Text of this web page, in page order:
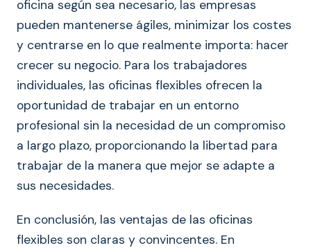
oficina según sea necesario, las empresas
pueden mantenerse ágiles, minimizar los costes
y centrarse en lo que realmente importa: hacer
crecer su negocio. Para los trabajadores
individuales, las oficinas flexibles ofrecen la
oportunidad de trabajar en un entorno
profesional sin la necesidad de un compromiso
a largo plazo, proporcionando la libertad para
trabajar de la manera que mejor se adapte a
sus necesidades.
En conclusión, las ventajas de las oficinas
flexibles son claras y convincentes. En